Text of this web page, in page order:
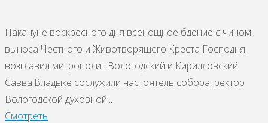
Накануне воскресного дня всенощное бдение с чином
выноса Честного и Животворящего Креста Господня
возглавил митрополит Вологодский и Кирилловский
Савва.Владыке сослужили настоятель собора, ректор
Вологодской духовной...
Смотреть